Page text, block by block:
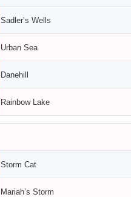
Sadler’s Wells
Urban Sea
Danehill
Rainbow Lake
Storm Cat
Mariah’s Storm